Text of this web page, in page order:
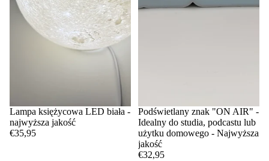
Lampa księżycowa LED biała -
najwyższa jakość
€35,95
Podświetlany znak "ON AIR" -
Idealny do studia, podcastu lub
użytku domowego - Najwyższa
jakość
€32,95